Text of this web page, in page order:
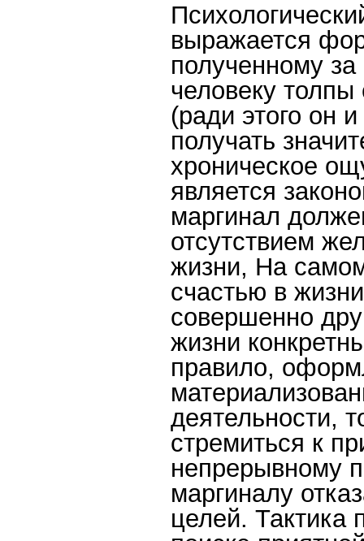
выражается
полученному
человеку толпы
(ради этого он
получать
хроническое
является
маргинал
отсутствием
жизни, На
счастью в
совершенно
жизни
правило,
деятельности,
стремиться к
непрерывному
маргиналу
целей. Тактика